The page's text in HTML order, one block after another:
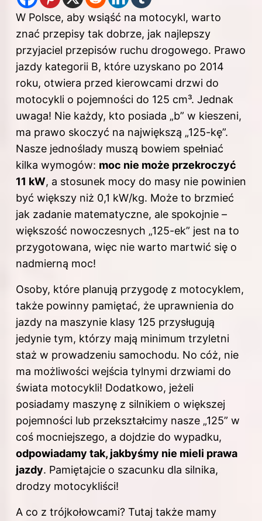
W Polsce, aby wsiąść na motocykl, warto
znać przepisy tak dobrze, jak najlepszy
przyjaciel przepisów ruchu drogowego. Prawo
jazdy kategorii B, które uzyskano po 2014
roku, otwiera przed kierowcami drzwi do
motocykli o pojemności do 125 cm³. Jednak
uwaga! Nie każdy, kto posiada „b” w kieszeni,
ma prawo skoczyć na największą „125-kę”.
Nasze jednoślady muszą bowiem spełniać
kilka wymogów: moc nie może przekroczyć
11 kW, a stosunek mocy do masy nie powinien
być większy niż 0,1 kW/kg. Może to brzmieć
jak zadanie matematyczne, ale spokojnie –
większość nowoczesnych „125-ek” jest na to
przygotowana, więc nie warto martwić się o
nadmierną moc!
Osoby, które planują przygodę z motocyklem,
także powinny pamiętać, że uprawnienia do
jazdy na maszynie klasy 125 przysługują
jedynie tym, którzy mają minimum trzyletni
staż w prowadzeniu samochodu. No cóż, nie
ma możliwości wejścia tylnymi drzwiami do
świata motocykli! Dodatkowo, jeżeli
posiadamy maszynę z silnikiem o większej
pojemności lub przekształcimy nasze „125” w
coś mocniejszego, a dojdzie do wypadku,
odpowiadamy tak, jakbyśmy nie mieli prawa
jazdy. Pamiętajcie o szacunku dla silnika,
drodzy motocykliści!
A co z trójkołowcami? Tutaj także mamy